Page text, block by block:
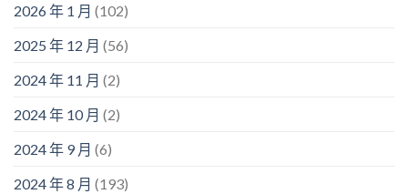
2026 年 1 月 (102)
2025 年 12 月 (56)
2024 年 11 月 (2)
2024 年 10 月 (2)
2024 年 9 月 (6)
2024 年 8 月 (193)